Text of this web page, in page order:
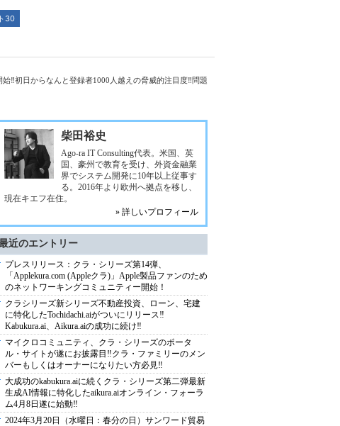
30
‼️初日からなんと登録者1000人越えの脅威的注目度‼️問題
柴田裕史
Ago-ra IT Consulting代表。米国、英
国、豪州で教育を受け、外資金融業
界でシステム開発に10年以上従事す
る。2016年より欧州へ拠点を移し、
現在キエフ在住。
» 詳しいプロフィール
近のエントリー
プレスリリース：クラ・シリーズ第14弾、
「Applekura.com (Appleクラ)」Apple製品ファンのため
のネットワーキングコミュニティー開始！
クラシリーズ新シリーズ不動産投資、ローン、宅建
に特化したTochidachi.aiがついにリリース‼️
Kabukura.ai、Aikura.aiの成功に続け‼️
マイクロコミュニティ、クラ・シリーズのポータ
ル・サイトが遂にお披露目‼️クラ・ファミリーのメン
バーもしくはオーナーになりたい方必見‼️
大成功のkabukura.aiに続くクラ・シリーズ第二弾最新
生成AI情報に特化したaikura.aiオンライン・フォーラ
ム4月8日遂に始動‼️
2024年3月20日（水曜日：春分の日）サンワード貿易